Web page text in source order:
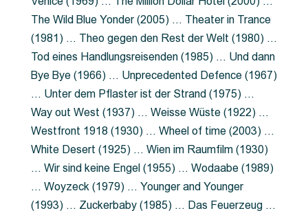
The Wild Blue Yonder (2005) … Theater in Trance
(1981) … Theo gegen den Rest der Welt (1980) …
Tod eines Handlungsreisenden (1985) … Und dann
Bye Bye (1966) … Unprecedented Defence (1967)
… Unter dem Pflaster ist der Strand (1975) …
Way out West (1937) … Weisse Wüste (1922) …
Westfront 1918 (1930) … Wheel of time (2003) …
White Desert (1925) … Wien im Raumfilm (1930)
… Wir sind keine Engel (1955) … Wodaabe (1989)
… Woyzeck (1979) … Younger and Younger
(1993) … Zuckerbaby (1985) … Das Feuerzeug …